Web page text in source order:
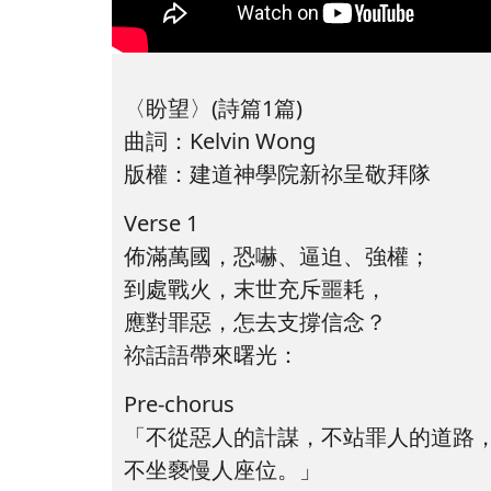
〈盼望〉(詩篇1篇)
曲詞：Kelvin Wong
版權：建道神學院新祢呈敬拜隊
Verse 1
佈滿萬國，恐嚇、逼迫、強權；
到處戰火，末世充斥噩耗，
應對罪惡，怎去支撐信念？
祢話語帶來曙光：
Pre-chorus
「不從惡人的計謀，不站罪人的道路
不坐褻慢人座位。」